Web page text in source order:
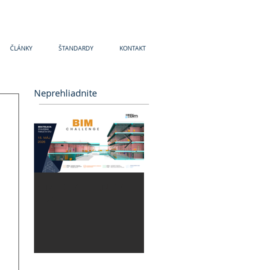
ČLÁNKY ŠTANDARDY KONTAKT
Neprehliadnite